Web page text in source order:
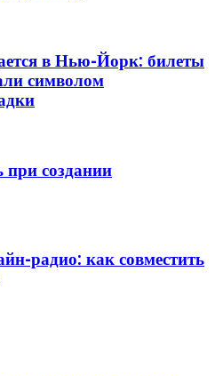
в Нью-Йорк: билеты
символом
создании
радио: как совместить